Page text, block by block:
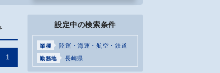
1
設定中の検索条件
業種 陸運・海運・航空・鉄道
勤務地 長崎県